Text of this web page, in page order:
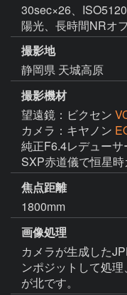
30sec×26、
陽光、長時間NRオ
撮影地
静岡県 天城高原
撮影機材
望遠鏡：ビクセン
カメラ：キヤノン
純正F6.4レデュー
SXP赤道儀で恒星時
焦点距離
1800mm
画像処理
カメラが生成した
ンポジットして処
が北です。